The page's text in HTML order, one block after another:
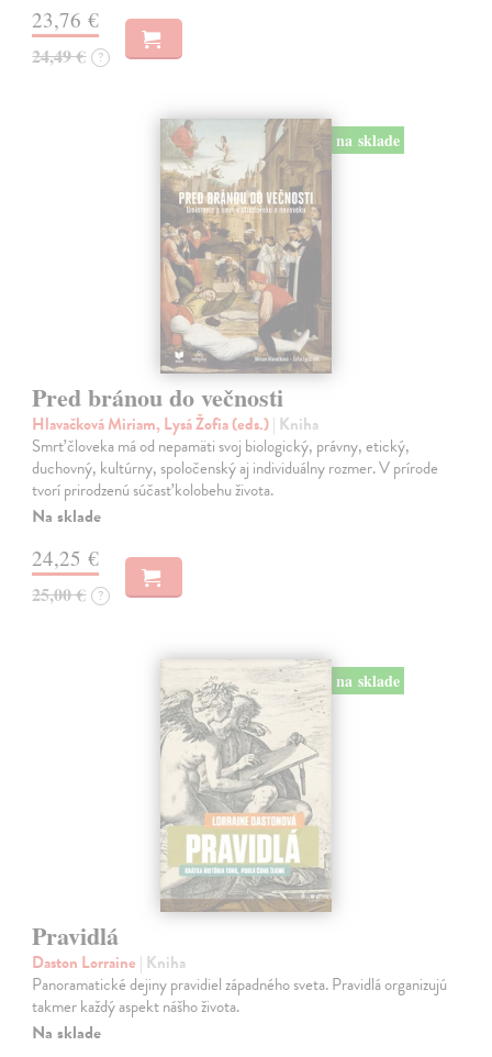
23,76 €
24,49 € ?
na sklade
Pred bránou do večnosti
Hlavačková Miriam, Lysá Žofia (eds.)| Kniha
Smrť človeka má od nepamäti svoj biologický, právny, etický,
duchovný, kultúrny, spoločenský aj individuálny rozmer. V prírode
tvorí prirodzenú súčasť kolobehu života.
Na sklade
24,25 €
25,00 € ?
na sklade
Pravidlá
Daston Lorraine | Kniha
Panoramatické dejiny pravidiel západného sveta. Pravidlá organizujú
takmer každý aspekt nášho života.
Na sklade